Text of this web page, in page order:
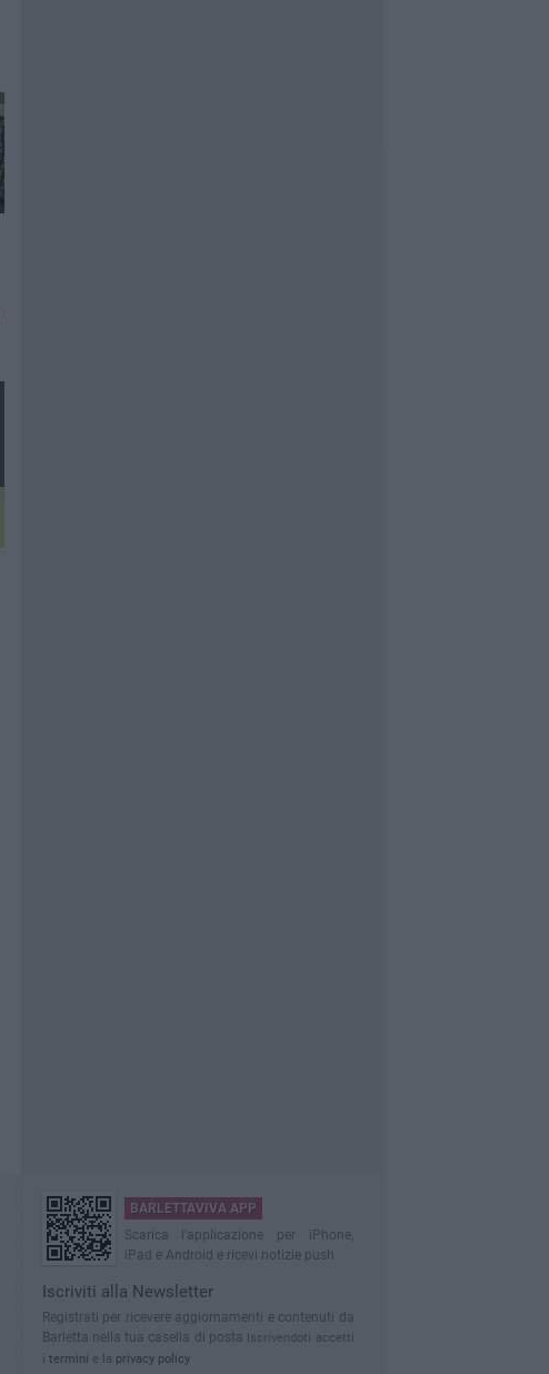
BARLETTAVIVA APP
Scarica l'applicazione per iPhone,
iPad e Android e ricevi notizie push
Iscriviti alla Newsletter
Registrati per ricevere aggiornamenti e contenuti da
Barletta nella tua casella di posta
Iscrivendoti accetti
i termini e la privacy policy